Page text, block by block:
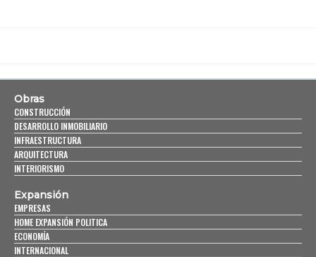
Obras
CONSTRUCCIÓN
DESARROLLO INMOBILIARIO
INFRAESTRUCTURA
ARQUITECTURA
INTERIORISMO
Expansión
EMPRESAS
HOME EXPANSIÓN POLITICA
ECONOMÍA
INTERNACIONAL